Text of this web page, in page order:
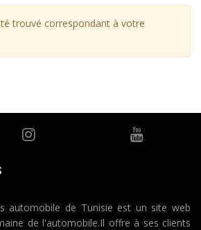
trouvé correspondant à votre
automobile de Tunisie est un site web
de l'automobile.Il offre à ses clients